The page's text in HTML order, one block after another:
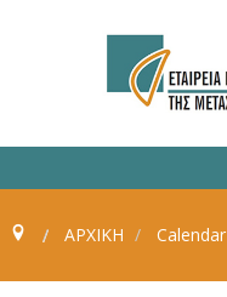
ΑΡΧΙΚΗ Calendar